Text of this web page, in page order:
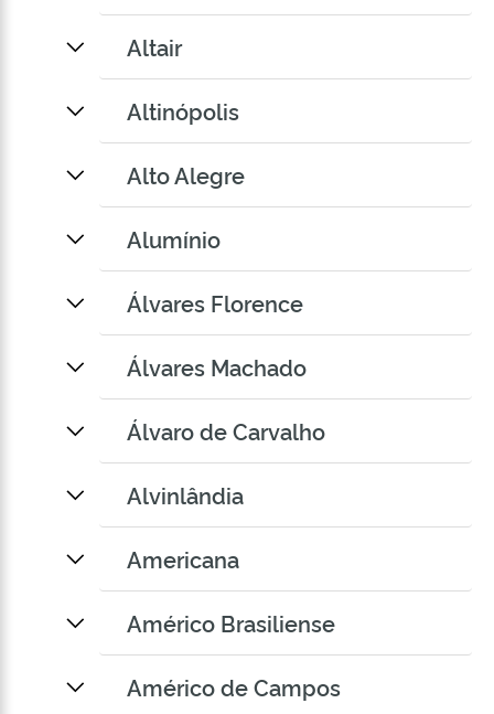
Altair
Altinópolis
Alto Alegre
Alumínio
Álvares Florence
Álvares Machado
Álvaro de Carvalho
Alvinlândia
Americana
Américo Brasiliense
Américo de Campos